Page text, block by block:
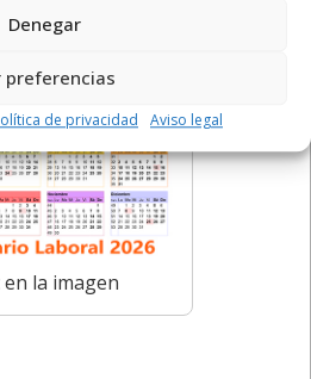
Denegar
preferencias
de privacidad Aviso legal
Laboral 2026
en la imagen